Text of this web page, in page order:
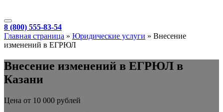
8 (800) 555-83-54
Главная страница » Юридические услуги » Внесение
изменений в ЕГРЮЛ
Внесение изменений в ЕГРЮЛ в
Казани
Цена от 10 000 рублей